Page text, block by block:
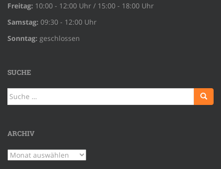
Freitag: 10:00 - 12:00 Uhr / 15:00 - 18:00 Uhr
Samstag: 09:30 - 12:00 Uhr
Sonntag: geschlossen
SUCHE
Suche
nach:
ARCHIV
Archiv